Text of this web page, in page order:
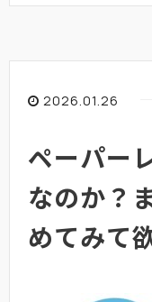
2026.01.26
ペーパー
なのか？
めてみて